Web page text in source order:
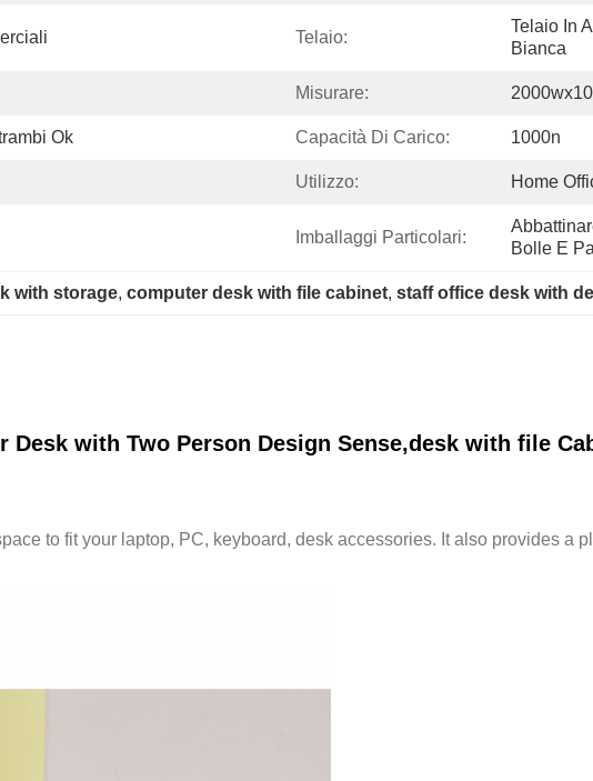
Telaio:
Telaio In
Bianca
Misurare:
Ok Capacità Di Carico: 1000n
Utilizzo: Home
Imballaggi Particolari:
Bolle E
with storage, computer desk with file cabinet, staff office desk with
Desk with Two Person Design Sense,desk with file
to fit your laptop, PC, keyboard, desk accessories. It also provides a